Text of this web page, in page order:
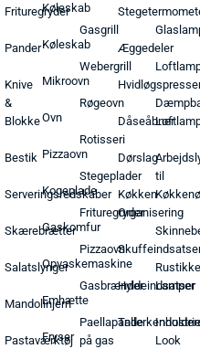
Frituregryder
Pander
Knive
&
Blokke
Bestik
Serveringsredskaber
Skærebrætter
Salatslynger
Mandolinjern
Pastaværktøj
Køleskab
Køleskab
Mikroovn
Ovn
Pizzaovn
Kogeplade
Gaskomfur
Opvaskemaskine
Emhætte
Fryser
Gasgrill
Webergrill
Røgeovn
Rotisseri
Stegeplader
Frituregryder
Pizzaovn
Gasbrænder
Paellapande
på gas
Æggedeler
Dåseåbner
Dørslag
Køkken
Organisering
Hyldeindsatser
til
Rustikke
Lamper
Look